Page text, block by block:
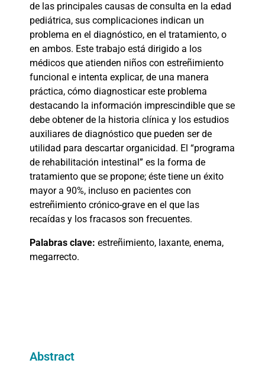
de las principales causas de consulta en la edad
pediátrica, sus complicaciones indican un
problema en el diagnóstico, en el tratamiento, o
en ambos. Este trabajo está dirigido a los
médicos que atienden niños con estreñimiento
funcional e intenta explicar, de una manera
práctica, cómo diagnosticar este problema
destacando la información imprescindible que se
debe obtener de la historia clínica y los estudios
auxiliares de diagnóstico que pueden ser de
utilidad para descartar organicidad. El “programa
de rehabilitación intestinal” es la forma de
tratamiento que se propone; éste tiene un éxito
mayor a 90%, incluso en pacientes con
estreñimiento crónico-grave en el que las
recaídas y los fracasos son frecuentes.
Palabras clave: estreñimiento, laxante, enema,
megarrecto.
Abstract